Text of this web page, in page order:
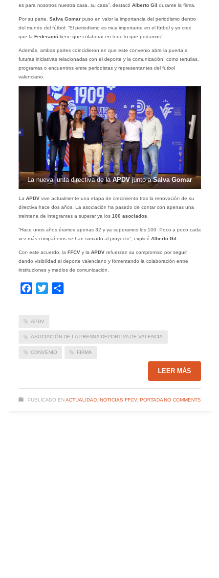
es para nosotros nuestra casa, su casa”, destacó Alberto Gil durante la firma.
Por su parte, Salva Gomarpuso en valor la importancia del periodismo dentro
del mundo del fútbol: “El periodismo es muy importante en el fútbol y yo creo
que la Federaciótiene que colaborar en todo lo que podamos”.
Además, ambas partes coincidieron en que este convenio abre la puerta a
futuras iniciativas relacionadas con el deporte y la comunicación, como tertulias,
programas o encuentros entre periodistas y representantes del fútbol
valenciano.
La nueva junta directiva de laAPDVjunto aSalva Gomar
La APDVvive actualmente una etapa de crecimiento tras la renovación de su
directiva hace dos años. La asociación ha pasado de contar con apenas una
treintena de integrantes a superar ya los 100 asociados
“Hace unos años éramos apenas 32 y ya superamos los 100. Poco a poco cada
vez más compañeros se han sumado al proyecto”, explicó Alberto Gil
Con este acuerdo, la FFCVy la APDVrefuerzan su compromiso por seguir
dando visibilidad al deporte valenciano y fomentando la colaboración entre
instituciones y medios de comunicación.
Facebook
Twitter
APDV
ASOCIACIÓN DE LA PRENSA DEPORTIVA DE VALENCIA
CONVENIO FIRMA
LEER MÁS
PUBLICADO EN ACTUALIDAD, NOTICIAS FFCV, PORTADANO COMMENTS